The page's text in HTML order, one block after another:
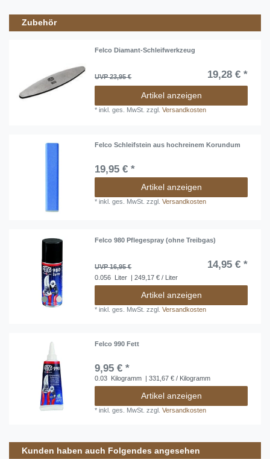
Zubehör
Felco Diamant-Schleifwerkzeug
UVP 23,95 € 19,28 € *
Artikel anzeigen
*inkl. ges. MwSt. zzgl.Versandkosten
Felco Schleifstein aus hochreinem Korundum
19,95 € *
Artikel anzeigen
*inkl. ges. MwSt. zzgl.Versandkosten
Felco 980 Pflegespray (ohne Treibgas)
UVP 16,95 € 14,95 € *
0.056 Liter | 249,17 € / Liter
Artikel anzeigen
*inkl. ges. MwSt. zzgl.Versandkosten
Felco 990 Fett
9,95 € *
0.03 Kilogramm | 331,67 € / Kilogramm
Artikel anzeigen
*inkl. ges. MwSt. zzgl.Versandkosten
Kunden haben auch Folgendes angesehen